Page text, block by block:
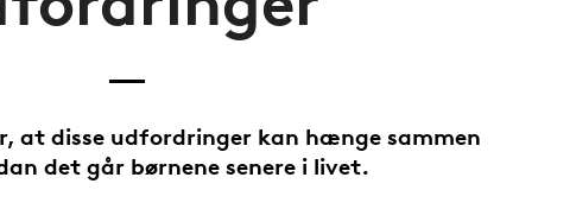
at disse udfordringer kan hænge sammen
det går børnene senere i livet.